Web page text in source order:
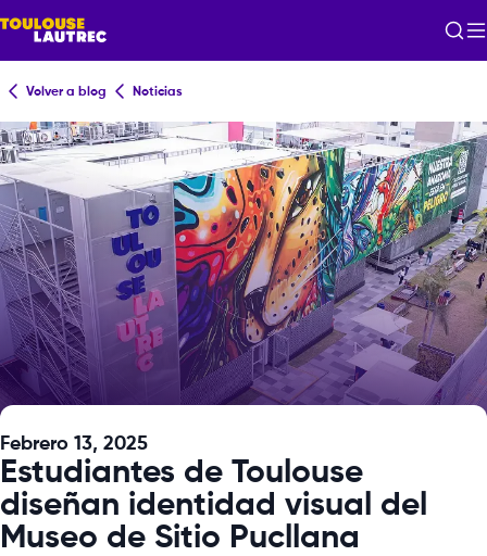
Volver a blog Noticias
Febrero 13, 2025
Estudiantes de Toulouse
diseñan identidad visual del
Museo de Sitio Pucllana